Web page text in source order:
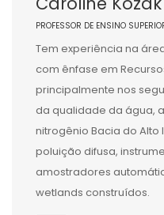
PROFESSOR DE ENSINO
Tem experiência na
com ênfase em
principalmente nos
da qualidade da água,
nitrogênio Bacia do
poluição difusa,
amostradores
wetlands construídos.